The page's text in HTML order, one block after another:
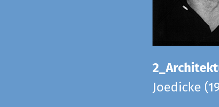
Joedicke